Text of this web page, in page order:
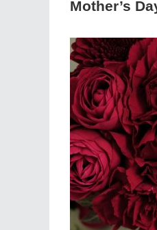
Mother’s